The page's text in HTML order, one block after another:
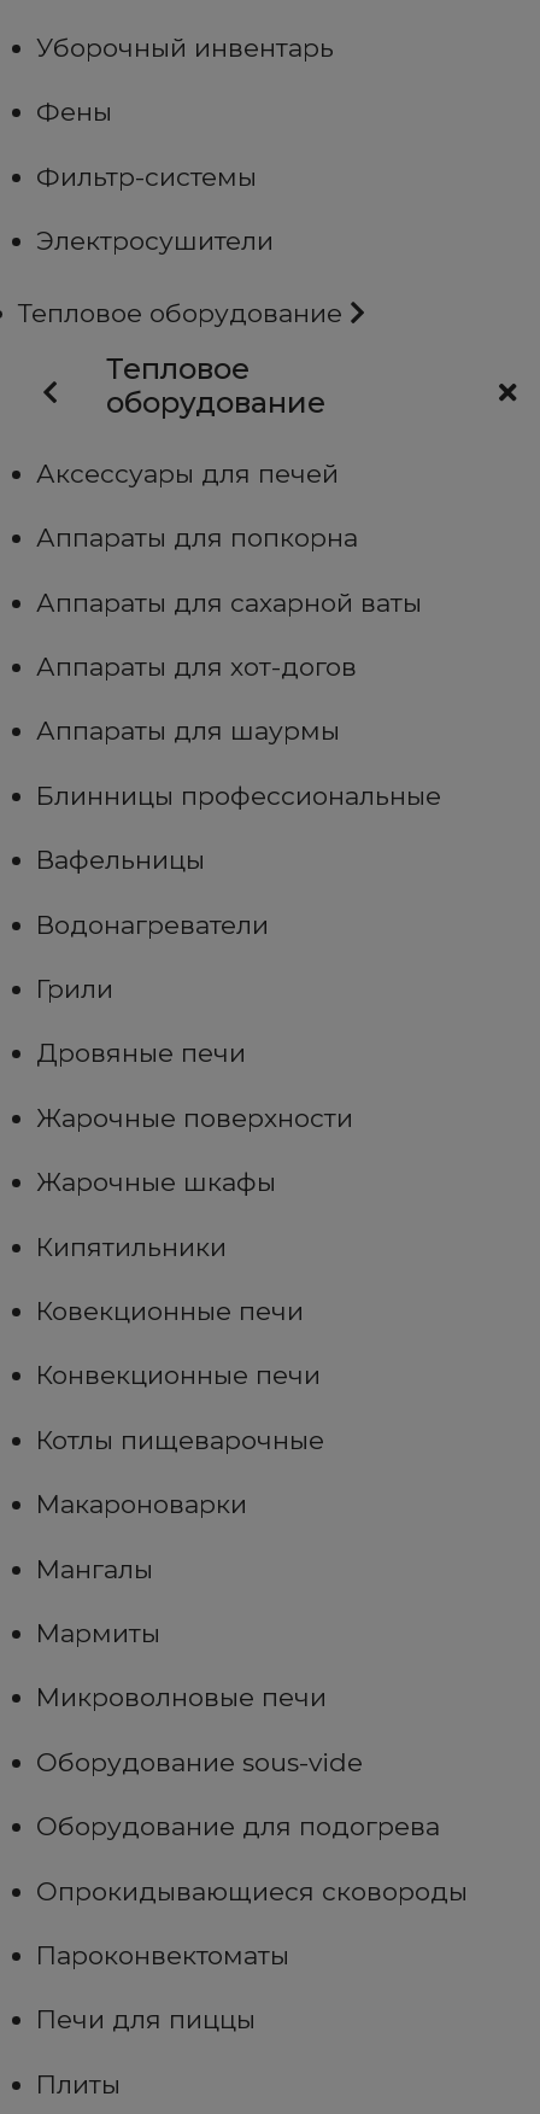
Уборочный инвентарь
Фены
Фильтр-системы
Электросушители
Тепловое оборудование
Тепловое
оборудование
Аксессуары для печей
Аппараты для попкорна
Аппараты для сахарной ваты
Аппараты для хот-догов
Аппараты для шаурмы
Блинницы профессиональные
Вафельницы
Водонагреватели
Грили
Дровяные печи
Жарочные поверхности
Жарочные шкафы
Кипятильники
Ковекционные печи
Конвекционные печи
Котлы пищеварочные
Макароноварки
Мангалы
Мармиты
Микроволновые печи
Оборудование sous-vide
Оборудование для подогрева
Опрокидывающиеся сковороды
Пароконвектоматы
Печи для пиццы
Плиты